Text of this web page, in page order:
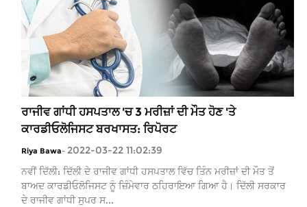
ਰਾਜੀਵ ਗਾਂਧੀ ਹਸਪਤਾਲ 'ਚ 3 ਮਰੀਜ਼ਾਂ ਦੀ ਮੌਤ ਹੋਣ 'ਤੇ
ਕਾਰਡੀਓਲੋਜਿਸਟ ਬਰਖਾਸਤ: ਰਿਪੋਰਟ
Riya Bawa- 2022-03-22 11:02:39
ਨਵੀਂ ਦਿੱਲੀ: ਦਿੱਲੀ ਦੇ ਰਾਜੀਵ ਗਾਂਧੀ ਹਸਪਤਾਲ ਵਿੱਚ ਤਿੰਨ ਮਰੀਜ਼ਾਂ ਦੀ ਮੌਤ ਤੋਂ
ਬਾਅਦ ਕਾਰਡੀਓਲੋਜਿਸਟ ਨੂੰ ਜ਼ਿੰਮੇਵਾਰ ਠਹਿਰਾਇਆ ਗਿਆ ਹੈ। ਦਿੱਲੀ ਸਰਕਾਰ
ਦੇ ਰਾਜੀਵ ਗਾਂਧੀ ਸੁਪਰ ਸ...